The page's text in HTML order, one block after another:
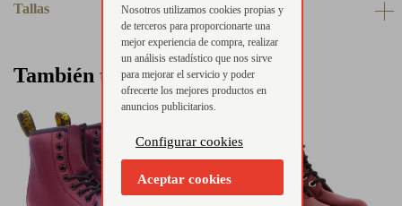
Tallas
También te puede interesar
Nosotros utilizamos cookies propias y
de terceros para proporcionarte una
mejor experiencia de compra, realizar
un análisis estadístico que nos sirve
para mejorar el servicio y poder
ofrecerte los mejores productos en
anuncios publicitarios.
Configurar cookies
Aceptar cookies